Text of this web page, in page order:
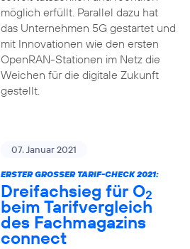
möglich erfüllt. Parallel dazu hat
das Unternehmen 5G gestartet und
mit Innovationen wie den ersten
OpenRAN-Stationen im Netz die
Weichen für die digitale Zukunft
gestellt.
07. Januar 2021
ERSTER GROSSER TARIF-CHECK 2021:
Dreifachsieg für O2
beim Tarifvergleich
des Fachmagazins
connect